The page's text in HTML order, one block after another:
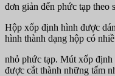
đơn giản đến phức tạp theo
Hộp xốp định hình được
hình thành dạng hộp có
nhỏ phức tạp. Mút xốp
được cắt thành những tấm